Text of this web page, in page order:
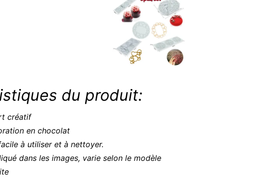
du produit:
créatif
en chocolat
à utiliser et à nettoyer.
dans les images, varie selon le modèle